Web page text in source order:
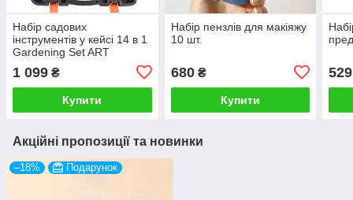
Набір садових
інструментів у кейсі 14 в 1
Gardening Set ART
набір
1 099 ₴
Купити
Набір пензлів для макіяжу
10 шт.
680₴
Купити
529
Акційні пропозиції та новинки
–18% Подарунок